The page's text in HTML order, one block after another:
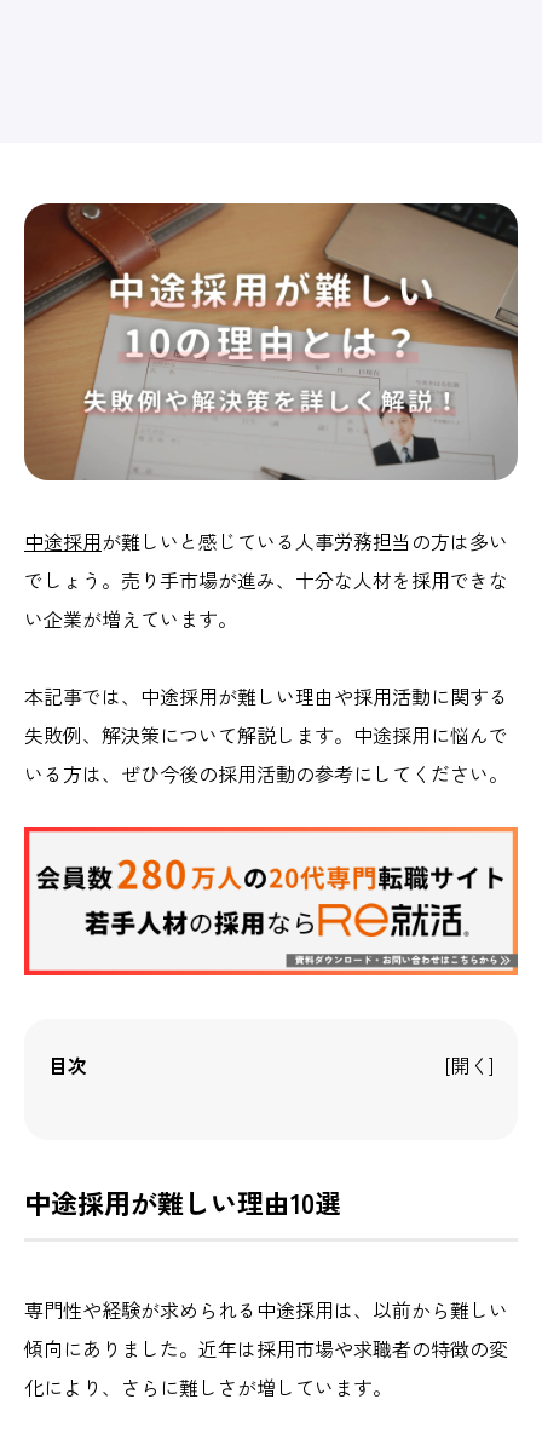
中途採用が難しいと感じている人事労務担当の方は多い
でしょう。売り手市場が進み、十分な人材を採用できな
い企業が増えています。
本記事では、中途採用が難しい理由や採用活動に関する
失敗例、解決策について解説します。中途採用に悩んで
いる方は、ぜひ今後の採用活動の参考にしてください。
目次
中途採用が難しい理由10選
専門性や経験が求められる中途採用は、以前から難しい
傾向にありました。近年は採用市場や求職者の特徴の変
化により、さらに難しさが増しています。